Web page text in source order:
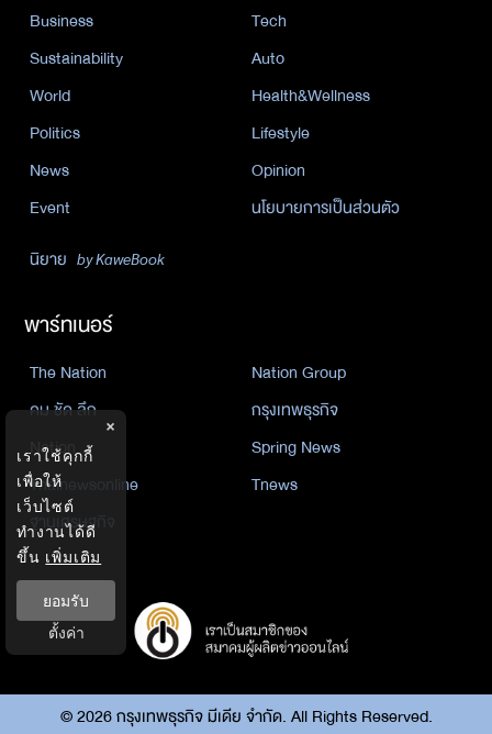
Business
Tech
Sustainability
Auto
World
Health&Wellness
Politics
Lifestyle
News
Opinion
Event
นโยบายการเป็นส่วนตัว
นิยาย by KaweBook
พาร์ทเนอร์
The Nation
Nation Group
คม ชัด ลึก
กรุงเทพธุรกิจ
Nation
Spring News
Thainewsonline
Tnews
ฐานเศรษฐกิจ
©2026กรุงเทพธุรกิจ มีเดีย จำกัด. All Rights Reserved.
×
เราใช้คุกกี้
เพื่อให้
เว็บไซต์
ทำงานได้ดี
ขึ้น เพิ่มเติม
ยอมรับ
ตั้งค่า